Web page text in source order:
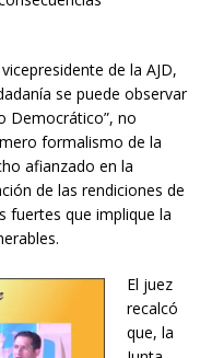
de la AJD,
se puede observar
Democrático”, no
formalismo de la
afianzado en la
de las rendiciones de
fuertes que implique la
El juez
recalcó
que, la